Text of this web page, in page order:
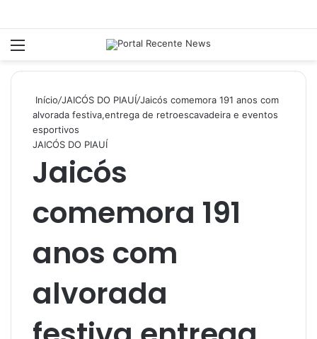
Início/JAICÓS DO PIAUÍ/Jaicós comemora 191 anos com
alvorada festiva,entrega de retroescavadeira e eventos
esportivos
JAICÓS DO PIAUÍ
Jaicós
comemora 191
anos com
alvorada